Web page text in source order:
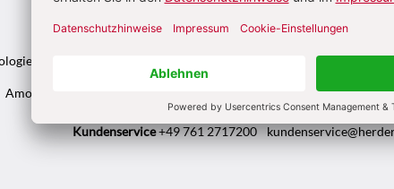
Kategorien: Autoren Abkürzungen
& Pastoral kindergarten heute
Amosinternational Römische
Kundenservice+49 761 2717200